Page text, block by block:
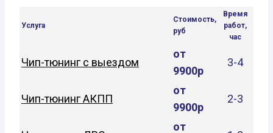
Услуга
Стоимость,
руб
Время
работ,
час
Чип-тюнинг с выездом
от
9900р
3-4
Чип-тюнинг АКПП
от
9900р
2-3
от